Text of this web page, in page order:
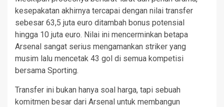
kesepakatan akhirnya tercapai dengan nilai transfer
sebesar 63,5 juta euro ditambah bonus potensial
hingga 10 juta euro. Nilai ini mencerminkan betapa
Arsenal sangat serius mengamankan striker yang
musim lalu mencetak 43 gol di semua kompetisi
bersama Sporting.
Transfer ini bukan hanya soal harga, tapi sebuah
komitmen besar dari Arsenal untuk membangun